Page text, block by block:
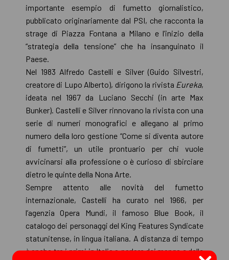
importante esempio di fumetto giornalistico,
pubblicato originariamente dal PSI, che racconta la
strage di Piazza Fontana a Milano e l’inizio della
“strategia della tensione” che ha insanguinato il
Paese.
Nel 1983 Alfredo Castelli e Silver (Guido Silvestri,
creatore di Lupo Alberto), dirigono la rivista Eureka,
ideata nel 1967 da Luciano Secchi (in arte Max
Bunker). Castelli e Silver rinnovano la rivista con una
serie di numeri monografici e allegano al primo
numero della loro gestione “Come si diventa autore
di fumetti”, un utile prontuario per chi vuole
avvicinarsi alla professione o è curioso di sbirciare
dietro le quinte della Nona Arte.
Sempre attento alle novità del fumetto
internazionale, Castelli ha curato nel 1966, per
l’agenzia Opera Mundi, il famoso Blue Book, il
catalogo dei personaggi del King Features Syndicate
statunitense, in lingua italiana. A distanza di tempo
è anche tra i primi in Italia a parlare dei manga e delle